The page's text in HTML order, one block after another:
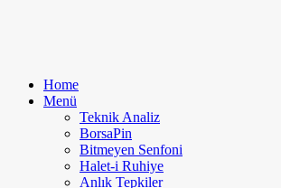
Home
Menü
Teknik Analiz
BorsaPin
Bitmeyen Senfoni
Halet-i Ruhiye
Anlık Tepkiler